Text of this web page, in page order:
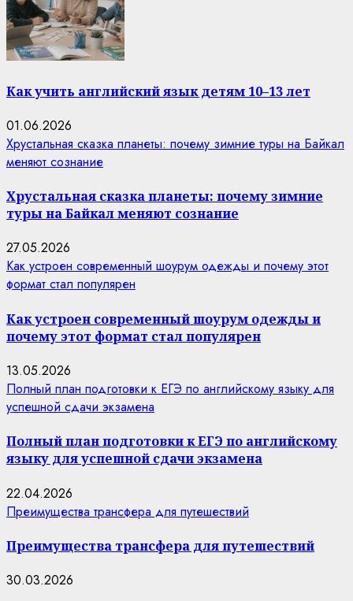
Как учить английский язык детям 10–13 лет
01.06.2026
Хрустальная сказка планеты: почему зимние туры на Байкал
меняют сознание
Хрустальная сказка планеты: почему зимние
туры на Байкал меняют сознание
27.05.2026
Как устроен современный шоурум одежды и почему этот
формат стал популярен
Как устроен современный шоурум одежды и
почему этот формат стал популярен
13.05.2026
Полный план подготовки к ЕГЭ по английскому языку для
успешной сдачи экзамена
Полный план подготовки к ЕГЭ по английскому
языку для успешной сдачи экзамена
22.04.2026
Преимущества трансфера для путешествий
Преимущества трансфера для путешествий
30.03.2026